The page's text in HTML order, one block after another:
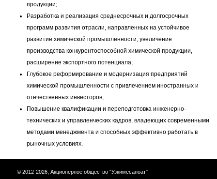
продукции;
Разработка и реализация среднесрочных и долгосрочных
программ развития отрасли, направленных на устойчивое
развитие химической промышленности, увеличение
производства конкурентоспособной химической продукции,
расширение экспортного потенциала;
Глубокое реформирование и модернизация предприятий
химической промышленности с привлечением иностранных и
отечественных инвесторов;
Повышение квалификации и переподготовка инженерно-
технических и управленческих кадров, владеющих современными
методами менеджмента и способных эффективно работать в
рыночных условиях.
© 2012-2026, Акционерное общество "Узкимёсаноат"